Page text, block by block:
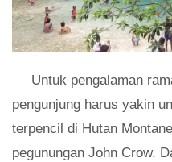
Untuk pengalaman
pengunjung harus yakin
terpencil di Hutan
pegunungan John Crow.